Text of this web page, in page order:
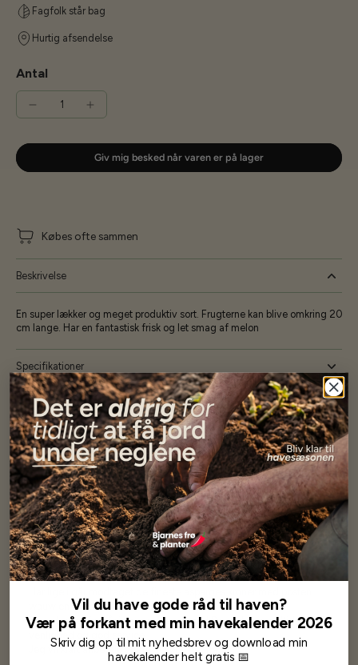
Fagfolk står bag
Hurtig afsendelse
Antal
Giv mig besked når varen er på lager
Købes ofte sammen
Beskrivelse
En super lækker og meget produktiv sort. Frugterne kan blive omkring 20
cm lange. Har en fantastisk frisk og let smag af melon
Specifikationer
Se mere af Agurker
Vores kundersiger...
Har altid kun mødt god vejledning og hjælp fra Barney (Bjarne)
wauw en god kvalitet og størrelse.
Som skrevet før når jeg har skrevet med Bjarne har jeg altid mødt
venlighed og god service.
Jeg vil klart anbefale andre at købe her fra
Vil du have gode råd til haven?
Vær på forkant med min havekalender 2026
Skriv dig op til mit nyhedsbrev og download min
havekalender helt gratis 📅